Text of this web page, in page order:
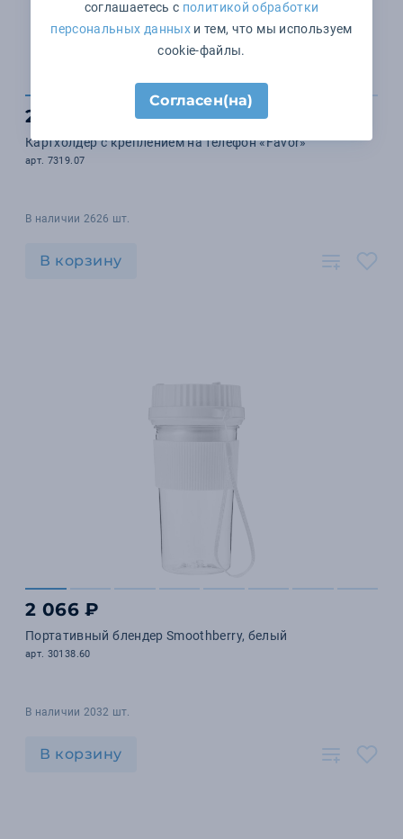
233 ₽
Картхолдер с креплением на телефон «Favor»
арт. 7319.07
В наличии 2626 шт.
В корзину
2 066 ₽
Портативный блендер Smoothberry, белый
арт. 30138.60
В наличии 2032 шт.
В корзину
соглашаетесь с политикой обработки
персональных данныхи тем, что мы используем
cookie-файлы.
Согласен(на)